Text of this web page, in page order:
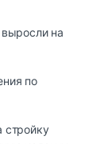
выросли на
по
стройку